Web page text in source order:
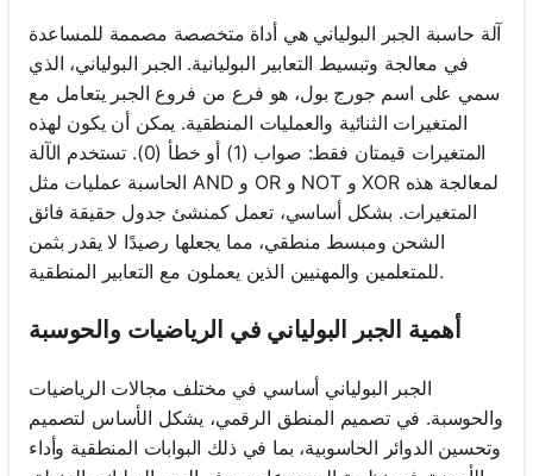
آلة حاسبة الجبر البولياني هي أداة متخصصة مصممة للمساعدة
في معالجة وتبسيط التعابير البوليانية. الجبر البولياني، الذي
سمي على اسم جورج بول، هو فرع من فروع الجبر يتعامل مع
المتغيرات الثنائية والعمليات المنطقية. يمكن أن يكون لهذه
المتغيرات قيمتان فقط: صواب (1) أو خطأ (0). تستخدم الآلة
الحاسبة عمليات مثل AND و OR و NOT و XOR لمعالجة هذه
المتغيرات. بشكل أساسي، تعمل كمنشئ جدول حقيقة فائق
الشحن ومبسط منطقي، مما يجعلها رصيدًا لا يقدر بثمن
للمتعلمين والمهنيين الذين يعملون مع التعابير المنطقية.
أهمية الجبر البولياني في الرياضيات والحوسبة
الجبر البولياني أساسي في مختلف مجالات الرياضيات
والحوسبة. في تصميم المنطق الرقمي، يشكل الأساس لتصميم
وتحسين الدوائر الحاسوبية، بما في ذلك البوابات المنطقية وأداء